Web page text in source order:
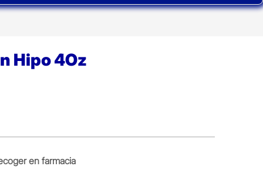
Hipo 4Oz
en farmacia